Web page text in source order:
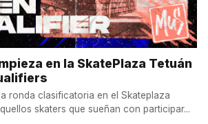
en la SkatePlaza Tetuán
ronda clasificatoria en el Skateplaza
skaters que sueñan con participar...